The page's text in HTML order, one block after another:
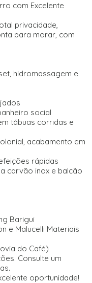
com Excelente
privacidade,
para morar, com
hidromassagem e
social
tábuas corridas e
acabamento em
rápidas
carvão inox e balcão
Barigui
e Malucelli Materiais
do Café)
Consulte um
oportunidade!